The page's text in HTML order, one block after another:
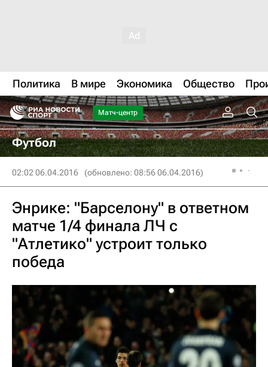
Политика В мире Экономика Общество
Матч-центр
Футбол
02:02 06.04.2016 (обновлено: 08:56 06.04.2016)
Энрике: "Барселону" в ответном
матче 1/4 финала ЛЧ с
"Атлетико" устроит только
победа